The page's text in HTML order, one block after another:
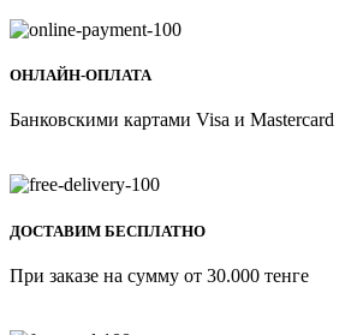
ОНЛАЙН-ОПЛАТА
Банковскими картами Visa и Mastercard
ДОСТАВИМ БЕСПЛАТНО
При заказе на сумму от 30.000 тенге